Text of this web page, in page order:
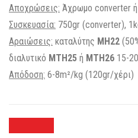
Αποχρώσεις: Άχρωμο converter
Συσκευασία: 750gr (converter),
Αραιώσεις: καταλύτης MH22
διαλυτικό ΜΤΗ25 ή MTH26 15-
Απόδοση: 6-8m²/kg (120gr/χέρι)